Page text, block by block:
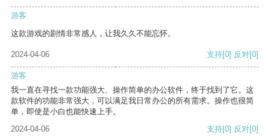
游客
这款游戏的剧情非常感人，让我久久不能忘怀。
2024-04-06 支持[0] 反对[0]
游客
我一直在寻找一款功能强大、操作简单的办公软件，终于找到了它。这
款软件的功能非常强大，可以满足我日常办公的所有需求。操作也很简
单，即使是小白也能快速上手。
2024-04-06
支持[0] 反对[0]